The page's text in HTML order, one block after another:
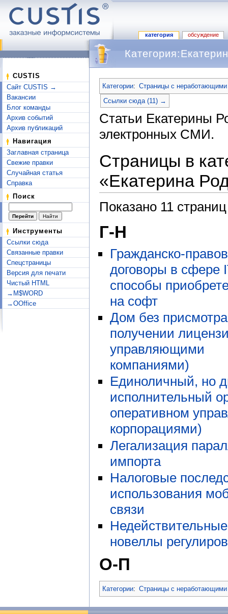
категория обсуждение
CUSTIS
Сайт CUSTIS →
Вакансии
Блог команды
Архив событий
Архив публикаций
Навигация
Заглавная страница
Свежие правки
Случайная статья
Справка
Поиск
Инструменты
Ссылки сюда
Связанные правки
Спецстраницы
Версия для печати
Чистый HTML
→M$WORD
→OOffice
Категории: Страницы с
Ссылки сюда (11) →
Статьи Екатерины
электронных СМИ.
Страницы в
«Екатерина
Показано 11
Г-Н
Гражданско-
договоры в сфере
способы
на софт
Дом без
получении
управляющими
компаниями)
Единоличный, но
исполнительный
оперативном
корпорациями)
Легализация
импорта
Налоговые
использования
связи
новеллы
О-П
Категории: Страницы с